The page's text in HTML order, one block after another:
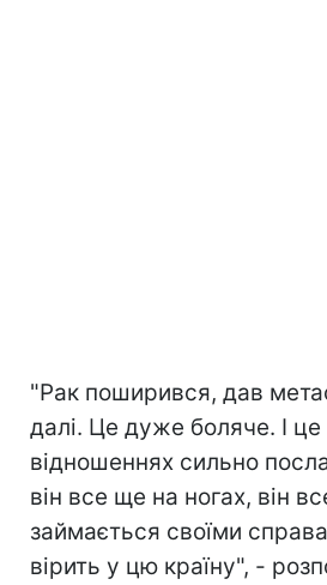
"Рак поширився, дав
далі. Це дуже боляче. І це
відношеннях сильно
він все ще на ногах, він
займається своїми
вірить у цю країну", -